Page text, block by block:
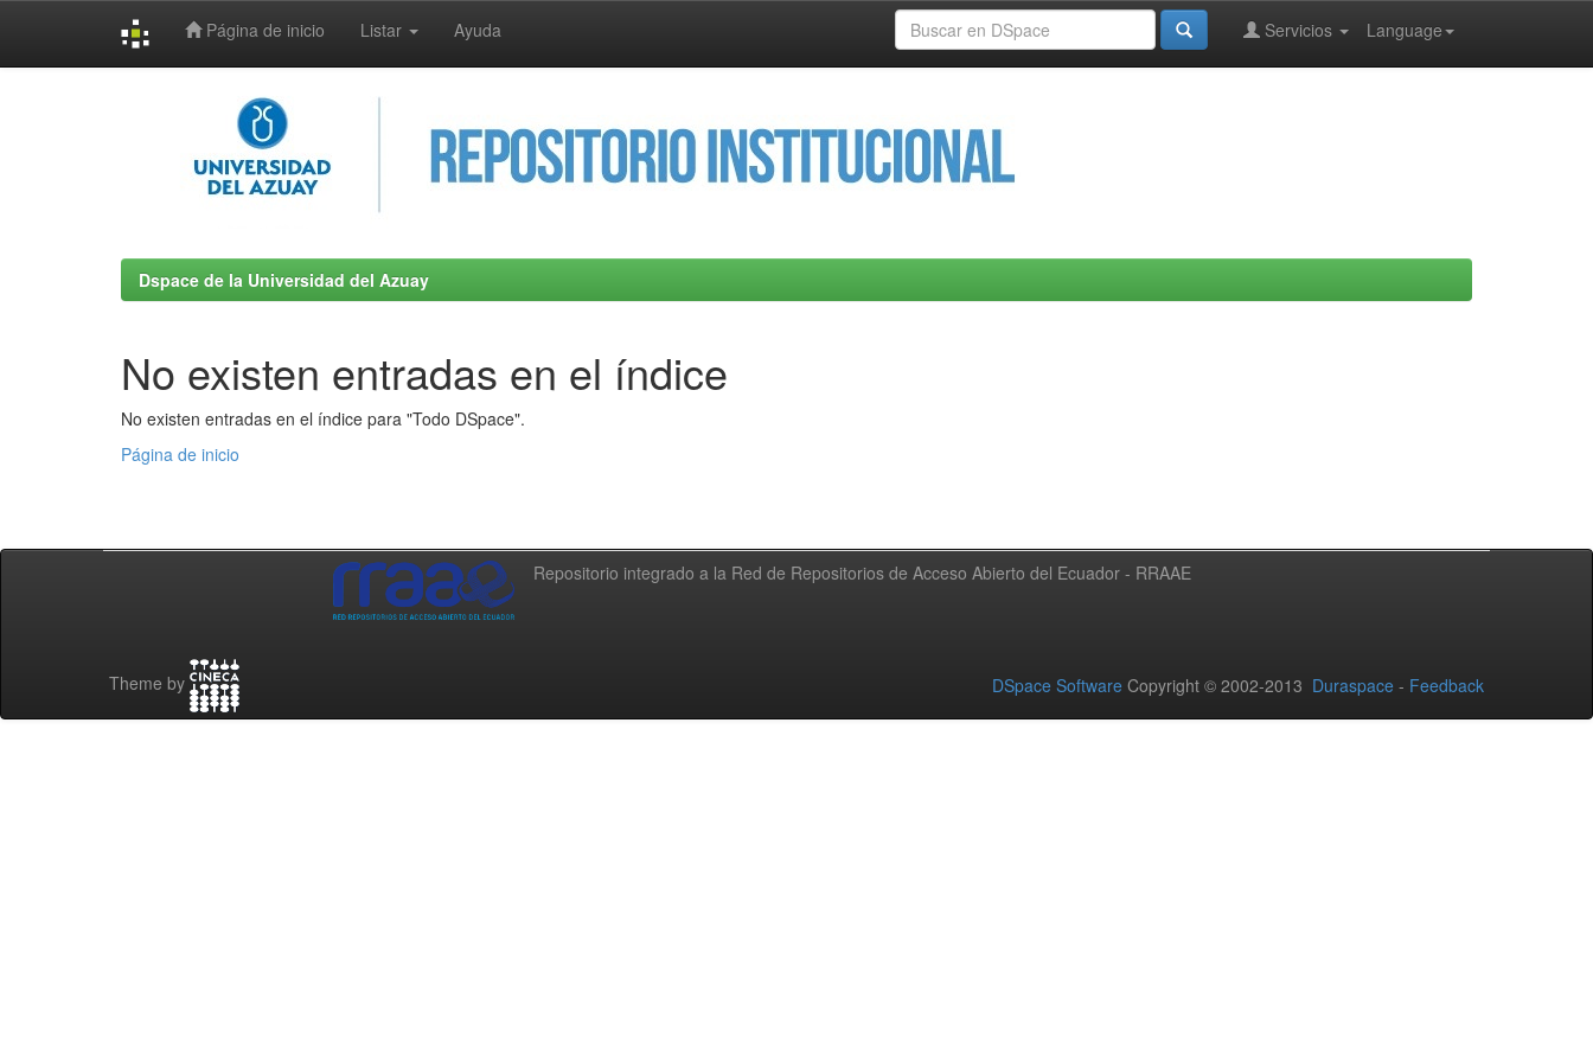
Página de inicio Listar Ayuda Language
Servicios
Dspace de la Universidad del Azuay
No existen entradas en el índice
No existen entradas en el índice para "Todo DSpace".
Página de inicio
Repositorio integrado a la Red de Repositorios de Acceso Abierto del Ecuador - RRAAE
Theme by DSpace Software Copyright © 2002-2013 Duraspace - Feedback